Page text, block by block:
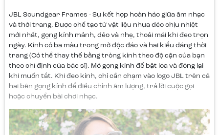
JBL Soundgear Frames - Sự kết hợp hoàn hảo giữa âm nhạc
và thời trang. Được chế tạo từ vật liệu nhựa dẻo chịu nhiệt
mới nhất, gọng kính mảnh, dẻo và nhẹ, thoải mái khi đeo trọn
ngày. Kính có ba màu trong mờ độc đáo và hai kiểu dáng thời
trang (Có thể thay thế bằng tròng kính theo độ cận của bạn
theo chỉ định của bác sĩ). Mở gọng kính để bật loa và đóng lại
khi muốn tắt. Khi đeo kính, chỉ cần chạm vào logo JBL trên cả
hai bên gọng kính để điều chỉnh âm lượng, trả lời cuộc gọi
hoặc chuyển bài chơi nhạc.